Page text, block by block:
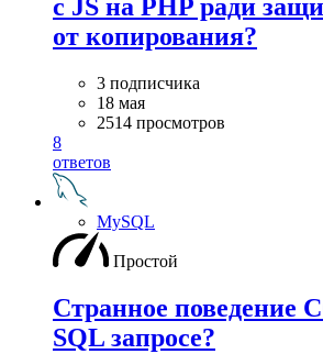
с JS на PHP ради
от копирования?
3 подписчика
18 мая
2514 просмотров
8
ответов
MySQL
Простой
Странное поведение
SQL запросе?